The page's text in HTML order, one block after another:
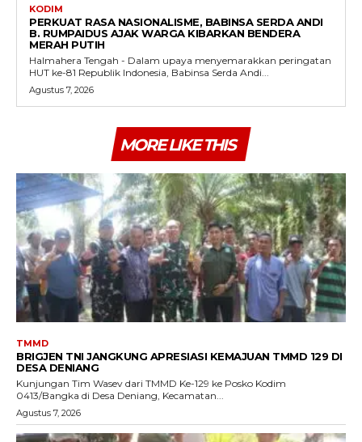
KODIM
PERKUAT RASA NASIONALISME, BABINSA SERDA ANDI
B. RUMPAIDUS AJAK WARGA KIBARKAN BENDERA
MERAH PUTIH
Halmahera Tengah - Dalam upaya menyemarakkan peringatan
HUT ke-81 Republik Indonesia, Babinsa Serda Andi...
Agustus 7, 2026
MORE LIKE THIS
TMMD
BRIGJEN TNI JANGKUNG APRESIASI KEMAJUAN TMMD 129 DI
DESA DENIANG
Kunjungan Tim Wasev dari TMMD Ke-129 ke Posko Kodim
0413/Bangka di Desa Deniang, Kecamatan...
Agustus 7, 2026